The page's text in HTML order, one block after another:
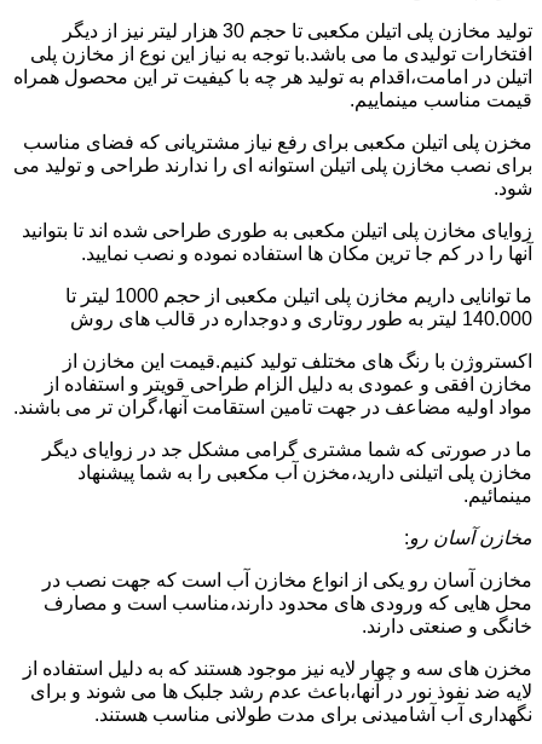
تولید مخازن پلی اتیلن مکعبی تا حجم 30 هزار لیتر نیز از دیگر
افتخارات تولیدی ما می باشد.با توجه به نیاز این نوع از مخازن پلی
اتیلن در امامت،اقدام به تولید هر چه با کیفیت تر این محصول همراه
قیمت مناسب مینماییم.
مخزن پلی اتیلن مکعبی برای رفع نیاز مشتریانی که فضای مناسب
برای نصب مخازن پلی اتیلن استوانه ای را ندارند طراحی و تولید می
شود.
زوایای مخازن پلی اتیلن مکعبی به طوری طراحی شده اند تا بتوانید
آنها را در کم جا ترین مکان ها استفاده نموده و نصب نمایید.
ما توانایی داریم مخازن پلی اتیلن مکعبی از حجم 1000 لیتر تا
140.000 لیتر به طور روتاری و دوجداره در قالب های روش
اکستروژن با رنگ های مختلف تولید کنیم.قیمت این مخازن از
مخازن افقی و عمودی به دلیل الزام طراحی قویتر و استفاده از
مواد اولیه مضاعف در جهت تامین استقامت آنها،گران تر می باشند.
ما در صورتی که شما مشتری گرامی مشکل جد در زوایای دیگر
مخازن پلی اتیلنی دارید،مخزن آب مکعبی را به شما پیشنهاد
مینمائیم.
مخازن آسان رو:
مخازن آسان رو یکی از انواع مخازن آب است که جهت نصب در
محل هایی که ورودی های محدود دارند،مناسب است و مصارف
خانگی و صنعتی دارند.
مخزن های سه و چهار لایه نیز موجود هستند که به دلیل استفاده از
لایه ضد نفوذ نور در آنها،باعث عدم رشد جلبک ها می شوند و برای
نگهداری آب آشامیدنی برای مدت طولانی مناسب هستند.